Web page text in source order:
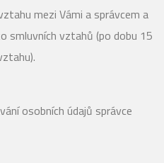
mezi Vámi a správcem a
smluvních vztahů (po dobu 15
osobních údajů správce